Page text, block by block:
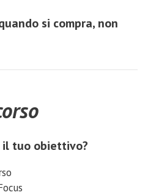
si compra, non
il tuo obiettivo?